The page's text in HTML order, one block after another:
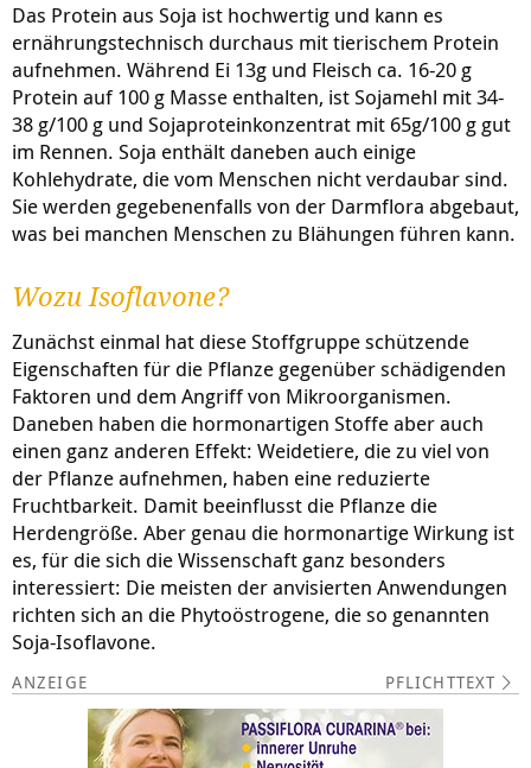
Das Protein aus Soja ist hochwertig und kann es
ernährungstechnisch durchaus mit tierischem Protein
aufnehmen. Während Ei 13g und Fleisch ca. 16-20 g
Protein auf 100 g Masse enthalten, ist Sojamehl mit 34-
38 g/100 g und Sojaproteinkonzentrat mit 65g/100 g gut
im Rennen. Soja enthält daneben auch einige
Kohlehydrate, die vom Menschen nicht verdaubar sind.
Sie werden gegebenenfalls von der Darmflora abgebaut,
was bei manchen Menschen zu Blähungen führen kann.
Wozu Isoflavone?
Zunächst einmal hat diese Stoffgruppe schützende
Eigenschaften für die Pflanze gegenüber schädigenden
Faktoren und dem Angriff von Mikroorganismen.
Daneben haben die hormonartigen Stoffe aber auch
einen ganz anderen Effekt: Weidetiere, die zu viel von
der Pflanze aufnehmen, haben eine reduzierte
Fruchtbarkeit. Damit beeinflusst die Pflanze die
Herdengröße. Aber genau die hormonartige Wirkung ist
es, für die sich die Wissenschaft ganz besonders
interessiert: Die meisten der anvisierten Anwendungen
richten sich an die Phytoöstrogene, die so genannten
Soja-Isoflavone.
PFLICHTTEXT